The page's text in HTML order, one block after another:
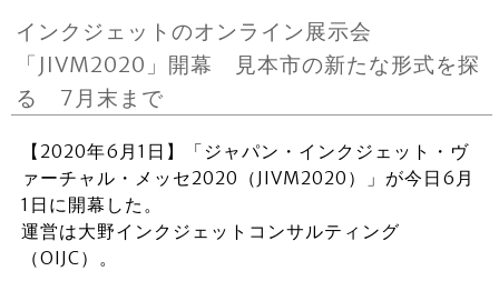
インクジェットのオンライン展示会
「JIVM2020」開幕 見本市の新たな形式を探
る 7月末まで
【2020年6月1日】「ジャパン・インクジェット・ヴ
ァーチャル・メッセ2020（JIVM2020）」が今日6月
1日に開幕した。
運営は大野インクジェットコンサルティング
（OIJC）。